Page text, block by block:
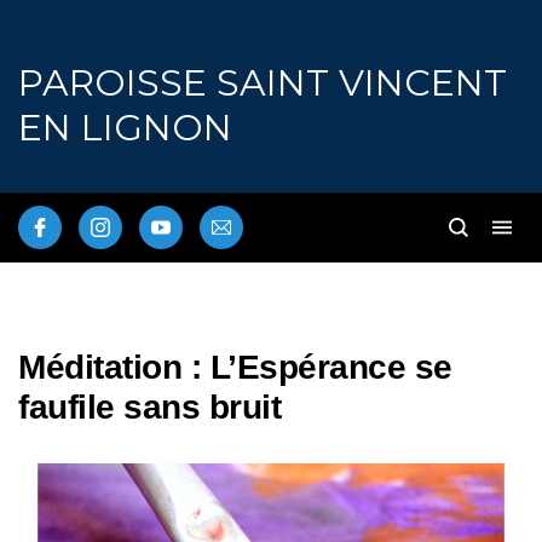
PAROISSE SAINT VINCENT
EN LIGNON
Méditation : L’Espérance se
faufile sans bruit